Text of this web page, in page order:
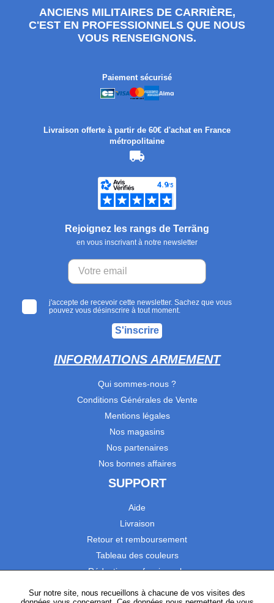
ANCIENS MILITAIRES DE CARRIÈRE,
C'EST EN PROFESSIONNELS QUE NOUS
VOUS RENSEIGNONS.
Paiement sécurisé
Livraison offerte à partir de 60€ d'achat en France
métropolitaine
Rejoignez les rangs de Terräng
en vous inscrivant à notre newsletter
j'accepte de recevoir cette newsletter. Sachez que vous
pouvez vous désinscrire à tout moment.
S'inscrire
INFORMATIONS ARMEMENT
Qui sommes-nous ?
Conditions Générales de Vente
Mentions légales
Nos magasins
Nos partenaires
Nos bonnes affaires
SUPPORT
Aide
Livraison
Retour et remboursement
Tableau des couleurs
Réduction professionnels
Sur notre site, nous recueillons à chacune de vos visites des